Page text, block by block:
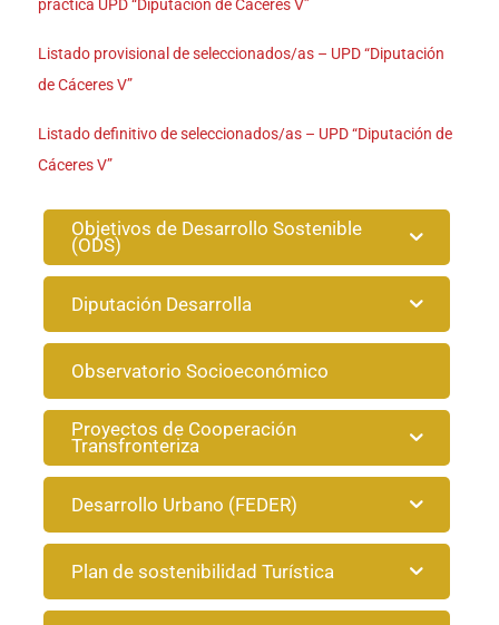
práctica UPD “Diputación de Cáceres V”
Listado provisional de seleccionados/as – UPD “Diputación
de Cáceres V”
Listado definitivo de seleccionados/as – UPD “Diputación de
Cáceres V”
Objetivos de Desarrollo Sostenible
(ODS)
Diputación Desarrolla
Observatorio Socioeconómico
Proyectos de Cooperación
Transfronteriza
Desarrollo Urbano (FEDER)
Plan de sostenibilidad Turística